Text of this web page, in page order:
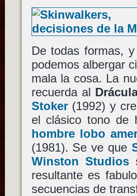
De todas formas, y
podemos albergar
mala la cosa. La
recuerda al
Stoker(1992) y
el clásico tono de
hombre lobo
(1981). Se ve que
Winston Studios
resultante es
secuencias de